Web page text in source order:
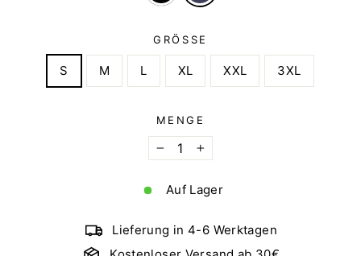
GRÖSSE
S M L XL XXL 3XL
MENGE
− +
Auf Lager
Lieferung in 4-6 Werktagen